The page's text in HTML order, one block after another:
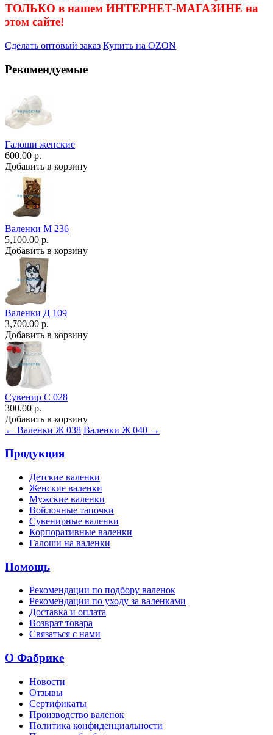
ТОЛЬКО в нашем ИНТЕРНЕТ-МАГАЗИНЕ на
этом сайте!
Сделать оптовый заказ Купить на OZON
Рекомендуемые
Галоши женские
600.00 р.
Добавить в корзину
Валенки М 236
5,100.00 р.
Добавить в корзину
Валенки Д 109
3,700.00 р.
Добавить в корзину
Сувенир С 028
300.00 р.
Добавить в корзину
← Валенки Ж 038 Валенки Ж 040 →
Продукция
Детские валенки
Женские валенки
Мужские валенки
Войлочные тапочки
Сувенирные валенки
Корпоративные валенки
Галоши на валенки
Помощь
Рекомендации по подбору валенок
Рекомендации по уходу за валенками
Доставка и оплата
Возврат товара
Связаться с нами
О Фабрике
Новости
Отзывы
Сертификаты
Производство валенок
Политика конфиденциальности